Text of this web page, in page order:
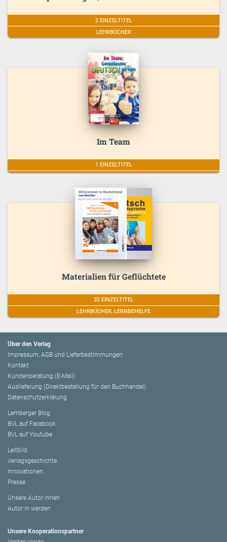
2 EINZELTITEL
LEHRBÜCHER
Im Team
1 EINZELTITEL
Materialien für Geflüchtete
32 EINZELTITEL
LEHRBÜCHER, LERNBEHELFE
Über den Verlag
Impressum, AGB und Lieferbestimmungen
Kontakt
Kundenberatung (E-Mail)
Auslieferung (Direktbestellung für den Buchhandel)
Datenschutzerklärung
Lemberger Blog
BVL auf Facebook
BVL auf Youtube
Leitbild
Verlagsgeschichte
Innovationen
Presse
Unsere Autor:innen
Autor:in werden
Unsere Kooperationspartner